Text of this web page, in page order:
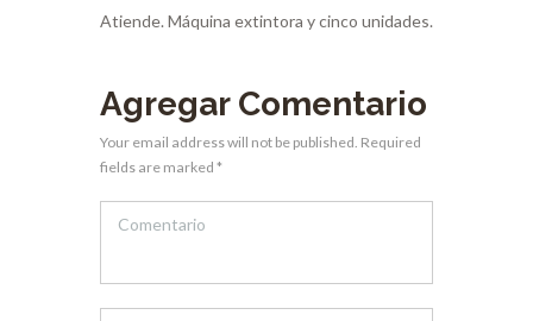
Atiende. Máquina extintora y cinco unidades.
Agregar Comentario
Your email address will not be published. Required
fields are marked *